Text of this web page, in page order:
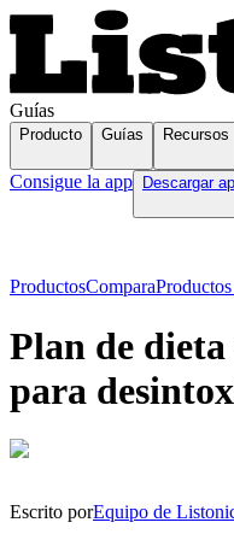
Guías
Producto Guías Recursos
Consigue la app Descargar
ProductosCompara
Plan de
para
Escrito porEquipo de